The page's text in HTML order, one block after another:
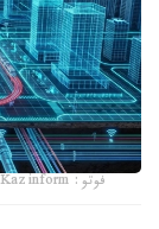
فوتو: Kazinform / ج ي